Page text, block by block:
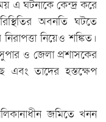
এ ঘটনাকে কেন্দ্র করে
অবনতি ঘটতে
নিয়েও শঙ্কিত।
ও জেলা প্রশাসকের
এবং তাদের হস্তক্ষেপ
জমিতে খনন